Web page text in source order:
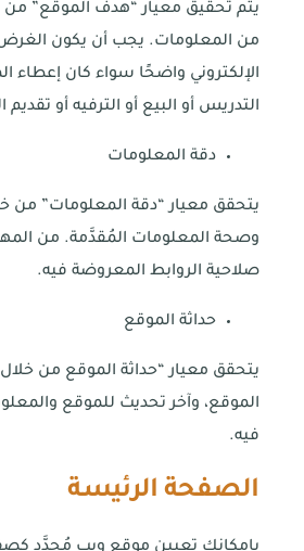
يتم تحقيق معيار “هدف الموقع”
من المعلومات. يجب أن يكون
الإلكتروني واضحًا سواء كان إعطاء
التدريس أو البيع أو الترفيه أو
دقة المعلومات
يتحقق معيار “دقة المعلومات” من
وصحة المعلومات المُقدَّمة. من
صلاحية الروابط المعروضة فيه.
حداثة الموقع
يتحقق معيار “حداثة الموقع من
الموقع، وآخر تحديث للموقع
فيه.
الصفحة الرئيسة